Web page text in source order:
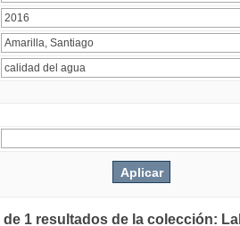
de 1 resultados de la colección: